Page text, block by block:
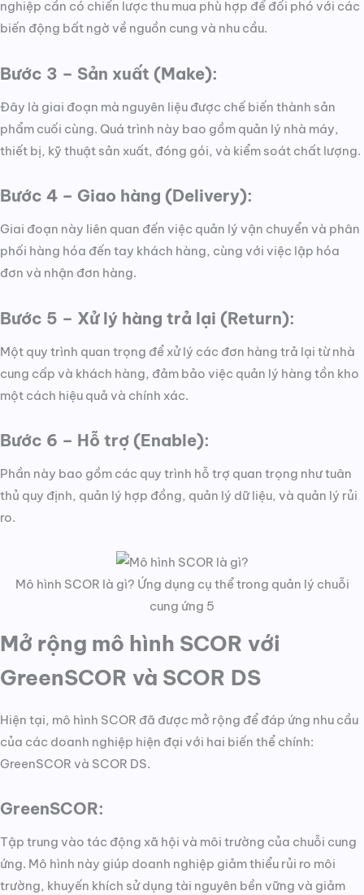
nghiệp cần có chiến lược thu mua phù hợp để đối phó với các
biến động bất ngờ về nguồn cung và nhu cầu.
Bước 3 – Sản xuất (Make):
Đây là giai đoạn mà nguyên liệu được chế biến thành sản
phẩm cuối cùng. Quá trình này bao gồm quản lý nhà máy,
thiết bị, kỹ thuật sản xuất, đóng gói, và kiểm soát chất lượng.
Bước 4 – Giao hàng (Delivery):
Giai đoạn này liên quan đến việc quản lý vận chuyển và phân
phối hàng hóa đến tay khách hàng, cùng với việc lập hóa
đơn và nhận đơn hàng.
Bước 5 – Xử lý hàng trả lại (Return):
Một quy trình quan trọng để xử lý các đơn hàng trả lại từ nhà
cung cấp và khách hàng, đảm bảo việc quản lý hàng tồn kho
một cách hiệu quả và chính xác.
Bước 6 – Hỗ trợ (Enable):
Phần này bao gồm các quy trình hỗ trợ quan trọng như tuân
thủ quy định, quản lý hợp đồng, quản lý dữ liệu, và quản lý rủi
ro.
Mô hình SCOR là gì? Ứng dụng cụ thể trong quản lý chuỗi
cung ứng 5
Mở rộng mô hình SCOR với
GreenSCOR và SCOR DS
Hiện tại, mô hình SCOR đã được mở rộng để đáp ứng nhu cầu
của các doanh nghiệp hiện đại với hai biến thể chính:
GreenSCOR và SCOR DS.
GreenSCOR:
Tập trung vào tác động xã hội và môi trường của chuỗi cung
ứng. Mô hình này giúp doanh nghiệp giảm thiểu rủi ro môi
trường, khuyến khích sử dụng tài nguyên bền vững và giảm